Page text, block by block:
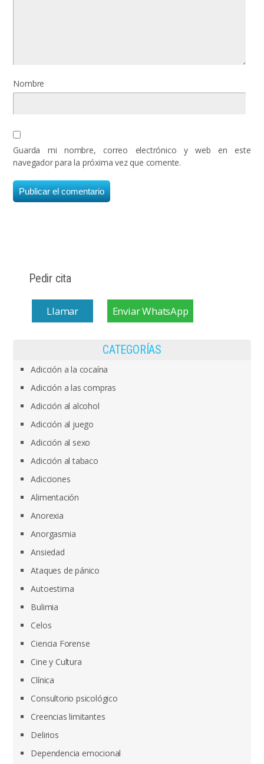
Nombre
Guarda mi nombre, correo electrónico y web en este
navegador para la próxima vez que comente.
Pedir cita
Llamar Enviar WhatsApp
CATEGORÍAS
Adicción a la cocaína
Adicción a las compras
Adicción al alcohol
Adicción al juego
Adicción al sexo
Adicción al tabaco
Adicciones
Alimentación
Anorexia
Anorgasmia
Ansiedad
Ataques de pánico
Autoestima
Bulimia
Celos
Ciencia Forense
Cine y Cultura
Clínica
Consultorio psicológico
Creencias limitantes
Delirios
Dependencia emocional